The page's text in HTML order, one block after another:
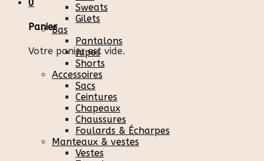
0
Panier
Votre panier est vide.
Sweats
Gilets
Bas
Pantalons
Jupes
Shorts
Accessoires
Sacs
Ceintures
Chapeaux
Chaussures
Foulards & Écharpes
Manteaux & vestes
Vestes